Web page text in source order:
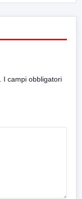
I campi obbligatori